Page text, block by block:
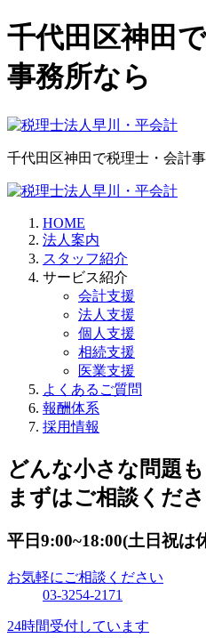
千代田区神田
事務所なら
千代田区神田で税理士・会計
HOME
法人案内
スタッフ紹介
サービス紹介
会計支援
法人支援
個人支援
相続支援
医業支援
よくあるご質問
報酬体系
採用情報
どんな小さな問題も
まずはご相談くださ
平日9:00~18:00(土日祝は
お気軽にご相談ください
03-3254-2171
24時間受付しています